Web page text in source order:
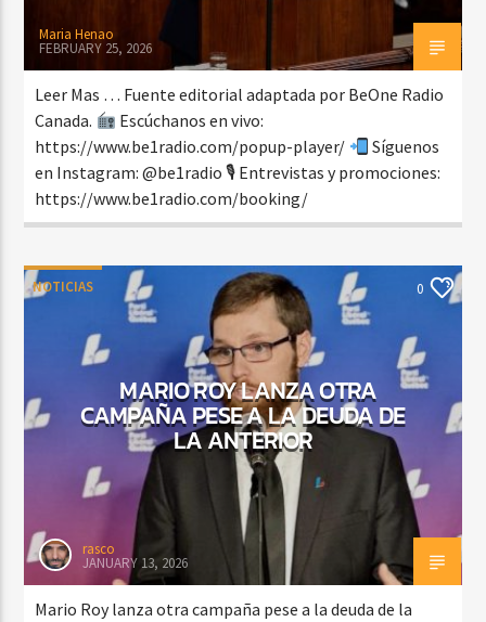
Maria Henao
FEBRUARY 25, 2026
Leer Mas … Fuente editorial adaptada por BeOne Radio
Canada.
Escúchanos en vivo:
https://www.be1radio.com/popup-player/
Síguenos
en Instagram: @be1radio 🎙 Entrevistas y promociones:
https://www.be1radio.com/booking/
NOTICIAS 0
MARIO ROY LANZA OTRA
CAMPAÑA PESE A LA DEUDA DE
LA ANTERIOR
rasco
JANUARY 13, 2026
Mario Roy lanza otra campaña pese a la deuda de la